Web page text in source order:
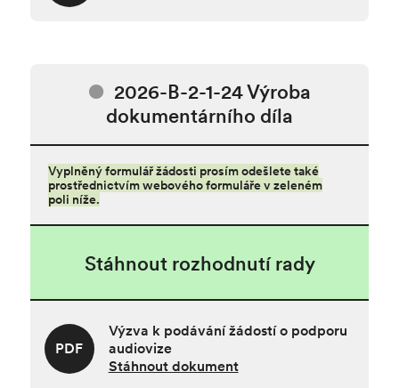
2026-B-2-1-24 Výroba
dokumentárního díla
Vyplněný formulář žádosti prosím odešlete také
prostřednictvím webového formuláře v zeleném
poli níže.
Stáhnout rozhodnutí rady
Výzva k podávání žádostí o podporu
audiovize
Stáhnout dokument
PDF